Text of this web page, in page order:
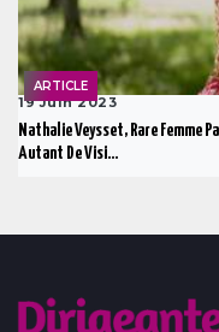
ARTICLE
19 Juin 2023
Nathalie Veysset, Rare Femme
Autant De Visi...